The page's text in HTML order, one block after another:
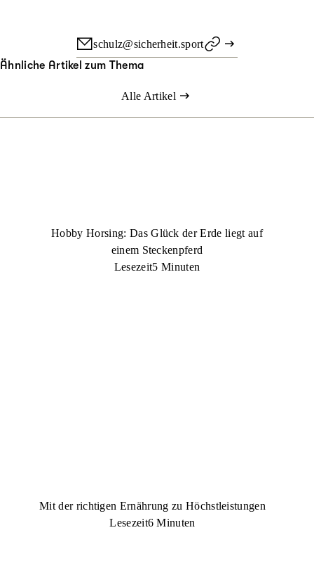
schulz@sicherheit.sport
Ähnliche Artikel zum Thema
Alle Artikel
Hobby Horsing: Das Glück der Erde liegt auf
einem Steckenpferd
Lesezeit5 Minuten
Mit der richtigen Ernährung zu Höchstleistungen
Lesezeit6 Minuten